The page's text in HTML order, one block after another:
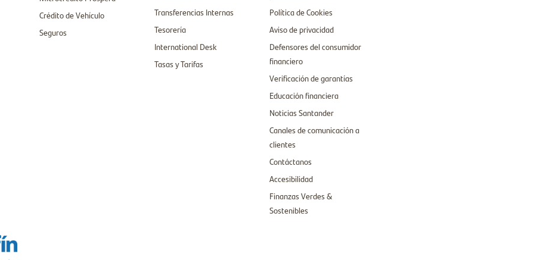
Crédito de Vehículo
Seguros
Transferencias Internas
Tesorería
International Desk
Tasas y Tarifas
Política de Cookies
Aviso de privacidad
Defensores del consumidor
financiero
Verificación de garantías
Educación financiera
Noticias Santander
Canales de comunicación a
clientes
Contáctanos
Accesibilidad
Finanzas Verdes &
Sostenibles